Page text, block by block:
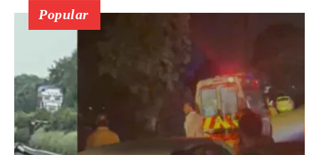
Popular